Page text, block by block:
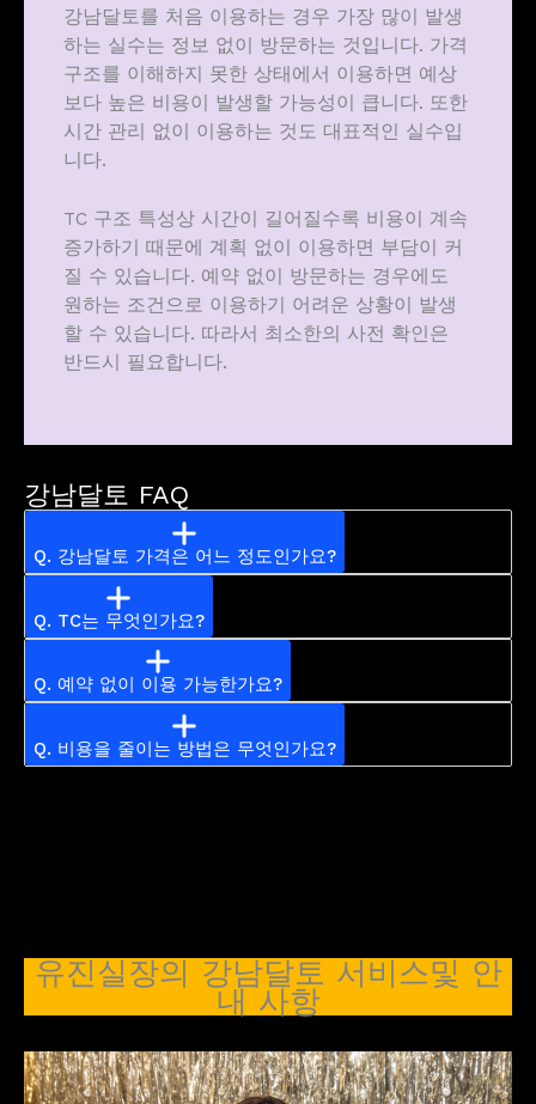
강남달토를 처음 이용하는 경우 가장 많이 발생
하는 실수는 정보 없이 방문하는 것입니다. 가격
구조를 이해하지 못한 상태에서 이용하면 예상
보다 높은 비용이 발생할 가능성이 큽니다. 또한
시간 관리 없이 이용하는 것도 대표적인 실수입
니다.
TC 구조 특성상 시간이 길어질수록 비용이 계속
증가하기 때문에 계획 없이 이용하면 부담이 커
질 수 있습니다. 예약 없이 방문하는 경우에도
원하는 조건으로 이용하기 어려운 상황이 발생
할 수 있습니다. 따라서 최소한의 사전 확인은
반드시 필요합니다.
강남달토 FAQ
Q. 강남달토 가격은 어느 정도인가요?
Q. TC는 무엇인가요?
Q. 예약 없이 이용 가능한가요?
Q. 비용을 줄이는 방법은 무엇인가요?
유진실장의 강남달토 서비스및 안
내 사항